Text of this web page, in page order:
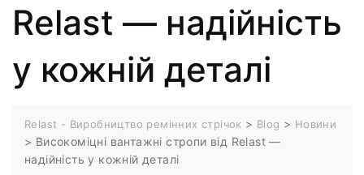
Relast — надійність
у кожній деталі
Relast - Виробництво ремінних стрічок > Blog > Новини
> Високоміцні вантажні стропи від Relast —
надійність у кожній деталі